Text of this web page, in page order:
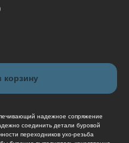
корзину
надежное сопряжение
соединить детали буровой
переходников ухо-резьба